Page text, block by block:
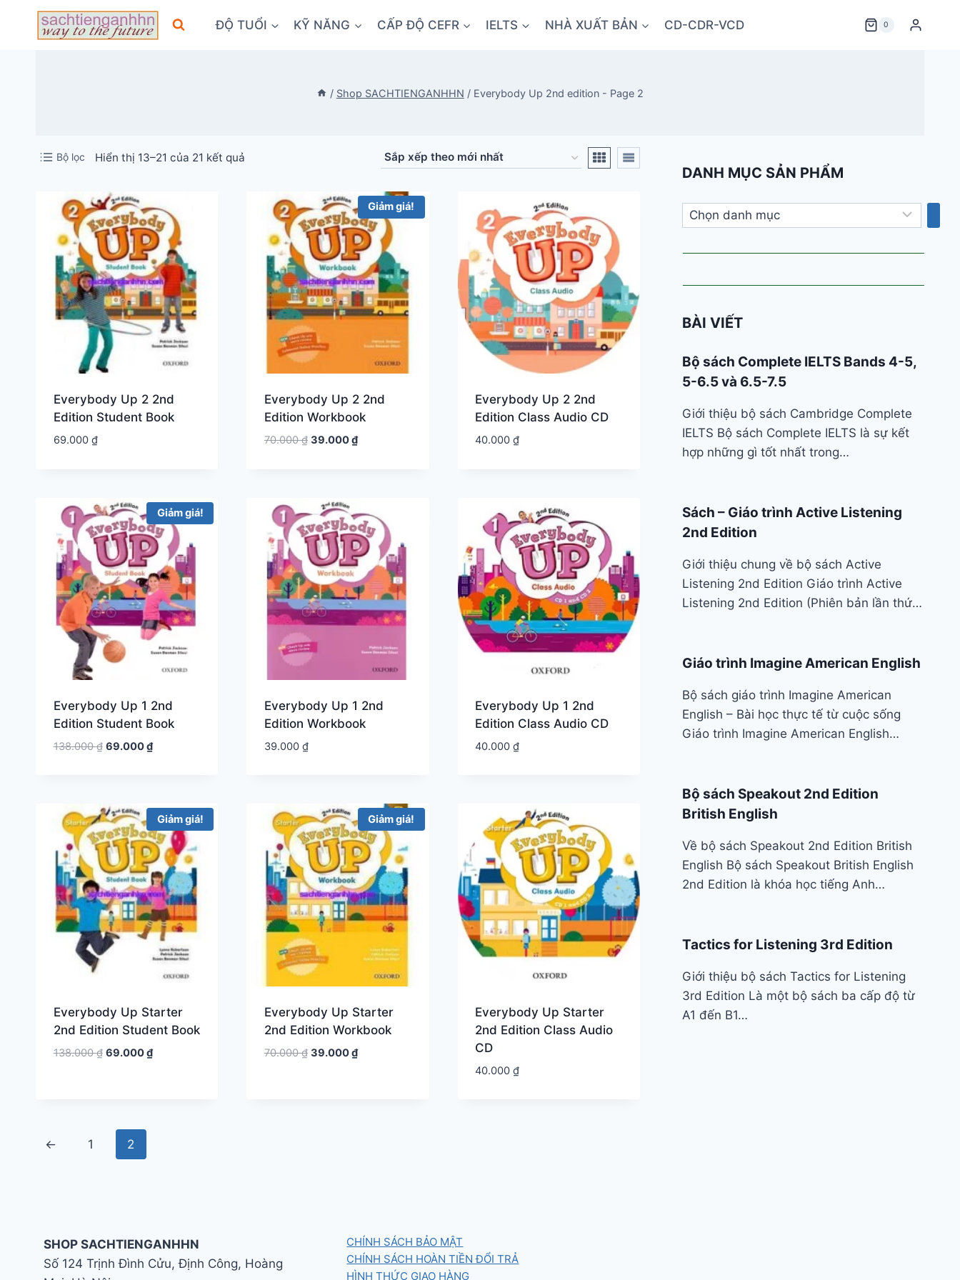
ĐỘ TUỔI KỸ NĂNG CẤP ĐỘ CEFR IELTS NHÀ XUẤT BẢN CD-CDR-VCD 0
/ Shop SACHTIENGANHHN / Everybody Up 2nd edition- Page 2
Bộ lọc Hiển thị 13–21 của 21 kết quảĐã
Everybody Up 2 2nd
Edition Student Book
69.000 ₫
Giảm giá!
Everybody Up 2 2nd
Edition Workbook
70.000₫ Giá
39.000₫Giá
Everybody Up 2 2nd
Edition Class Audio CD
40.000₫
Giảm giá!
Everybody Up 1 2nd
Edition Student Book
138.000₫ Giá
69.000₫Giá
69.000 ₫.
Everybody Up 1 2nd
Edition Workbook
39.000 ₫
Everybody Up 1 2nd
Edition Class Audio CD
40.000₫
Giảm giá!
Everybody Up Starter
2nd Edition Student Book
138.000₫ Giá
69.000₫Giá
Giảm giá!
Everybody Up Starter
2nd Edition Workbook
70.000₫ Giá
39.000₫Giá
Everybody Up Starter
2nd Edition Class Audio
CD
40.000₫
← 1 2
DANH MỤC SẢN PHẨM
Chọn
danh
mục
BÀI VIẾT
Bộ sách Complete IELTS Bands 4-5,
5-6.5 và 6.5-7.5
Giới thiệu bộ sách Cambridge Complete
IELTS Bộ sách Complete IELTS là sự kết
hợp những gì tốt nhất trong…
Sách – Giáo trình Active Listening
2nd Edition
Giới thiệu chung về bộ sách Active
Listening 2nd Edition Giáo trình Active
Listening 2nd Edition (Phiên bản lần thứ…
Giáo trình Imagine American English
Bộ sách giáo trình Imagine American
English – Bài học thực tế từ cuộc sống
Giáo trình Imagine American English…
Bộ sách Speakout 2nd Edition
British English
Về bộ sách Speakout 2nd Edition British
English Bộ sách Speakout British English
2nd Edition là khóa học tiếng Anh…
Tactics for Listening 3rd Edition
Giới thiệu bộ sách Tactics for Listening
3rd Edition Là một bộ sách ba cấp độ từ
A1 đến B1…
SHOP SACHTIENGANHHN
Số 124 Trịnh Đình Cửu, Định Công, Hoàng
CHÍNH SÁCH BẢO MẬT
CHÍNH SÁCH HOÀN TIỀN ĐỔI TRẢ
HÌNH THỨC GIAO HÀNG